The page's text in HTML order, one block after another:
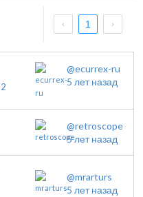
1
2
@ecurrex-ru
5 лет назад
@retroscope
5 лет назад
@mrarturs
5 лет назад